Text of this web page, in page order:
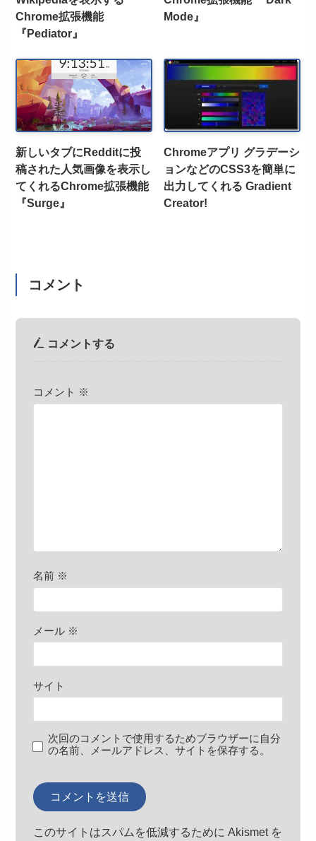
Chrome拡張機能
『Pediator』
Mode』
新しいタブにRedditに投
稿された人気画像を表示し
てくれるChrome拡張機能
『Surge』
Chromeアプリ グラデーシ
ョンなどのCSS3を簡単に
出力してくれる Gradient
Creator!
コメント
コメントする
コメント ※
名前 ※
メール ※
サイト
次回のコメントで使用するためブラウザーに自分
の名前、メールアドレス、サイトを保存する。
このサイトはスパムを低減するために Akismet を